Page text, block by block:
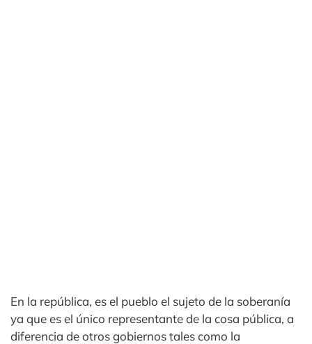
En la república, es el pueblo el sujeto de la soberanía
ya que es el único representante de la cosa pública, a
diferencia de otros gobiernos tales como la